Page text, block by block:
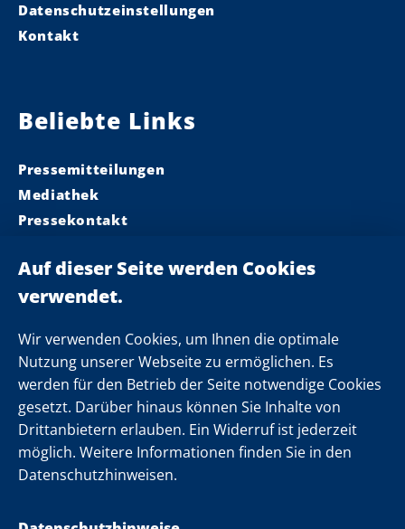
Wir verwenden Cookies, um Ihnen die optimale
Nutzung unserer Webseite zu ermöglichen. Es
werden für den Betrieb der Seite notwendige Cookies
gesetzt. Darüber hinaus können Sie Inhalte von
Drittanbietern erlauben. Ein Widerruf ist jederzeit
möglich. Weitere Informationen finden Sie in den
Datenschutzhinweisen.
Datenschutzeinstellungen
Kontakt
Beliebte Links
Pressemitteilungen
Mediathek
Pressekontakt
Landeskabinett
Einsamkeit
Folgen Sie uns